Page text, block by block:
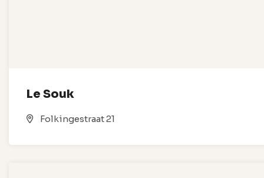
Le Souk
Folkingestraat 21